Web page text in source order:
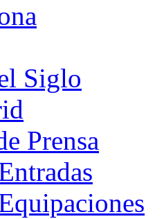
Siglo
Prensa